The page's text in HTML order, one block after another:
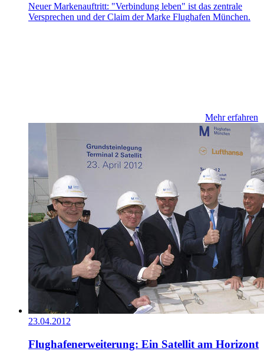
Neuer Markenauftritt: "Verbindung leben" ist das zentrale
Versprechen und der Claim der Marke Flughafen München.
Mehr erfahren
23.04.2012
Flughafenerweiterung: Ein Satellit am Horizont